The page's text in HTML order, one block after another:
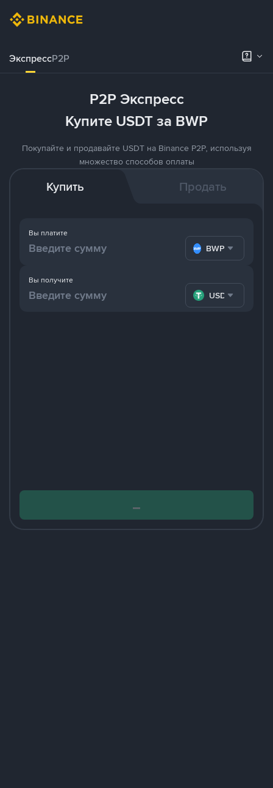
ЭкспрессP2P
P2P Экспресс
Купите USDT за BWP
Покупайте и продавайте USDT на Binance P2P, используя
множество способов оплаты
Купить Продать
Вы платите
BWP
Вы получите
USDT